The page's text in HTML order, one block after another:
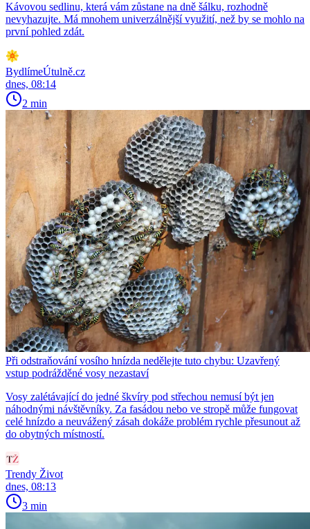
Kávovou sedlinu, která vám zůstane na dně šálku, rozhodně
nevyhazujte. Má mnohem univerzálnější využití, než by se mohlo na
první pohled zdát.
BydlímeÚtulně.cz
dnes, 08:14
2 min
Při odstraňování vosího hnízda nedělejte tuto chybu: Uzavřený
vstup podrážděné vosy nezastaví
Vosy zalétávající do jedné škvíry pod střechou nemusí být jen
náhodnými návštěvníky. Za fasádou nebo ve stropě může fungovat
celé hnízdo a neuvážený zásah dokáže problém rychle přesunout až
do obytných místností.
Trendy Život
dnes, 08:13
3 min